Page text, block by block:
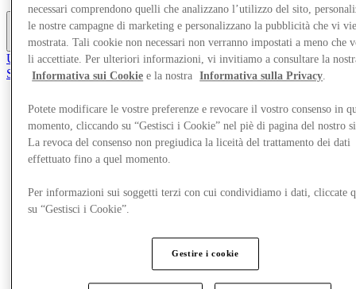
Altro
Unisciti al Club
Salvata
it
Negozi
Cosa c'è in programma
Area giochi per bambini
Mangia e Bevi
Gift Card
Servizi
Carriere
necessari comprendono quelli che analizzano l’utilizzo del sito,
le nostre campagne di marketing e personalizzano la pubblicità che vi
mostrata. Tali cookie non necessari non verranno impostati a meno che
li accettiate. Per ulteriori informazioni, vi invitiamo a consultare la
Informativa sui Cookie e la nostra Informativa sulla Privacy.
Potete modificare le vostre preferenze e revocare il vostro consenso in
momento, cliccando su “Gestisci i Cookie” nel piè di pagina del nostro
La revoca del consenso non pregiudica la liceità del trattamento dei dati
effettuato fino a quel momento.
Per informazioni sui soggetti terzi con cui condividiamo i dati, cliccate
su “Gestisci i Cookie”.
Gestire i cookie